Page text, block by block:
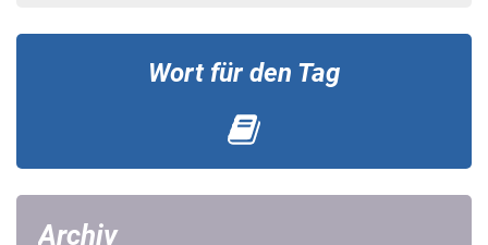
Wort für den Tag
Archiv